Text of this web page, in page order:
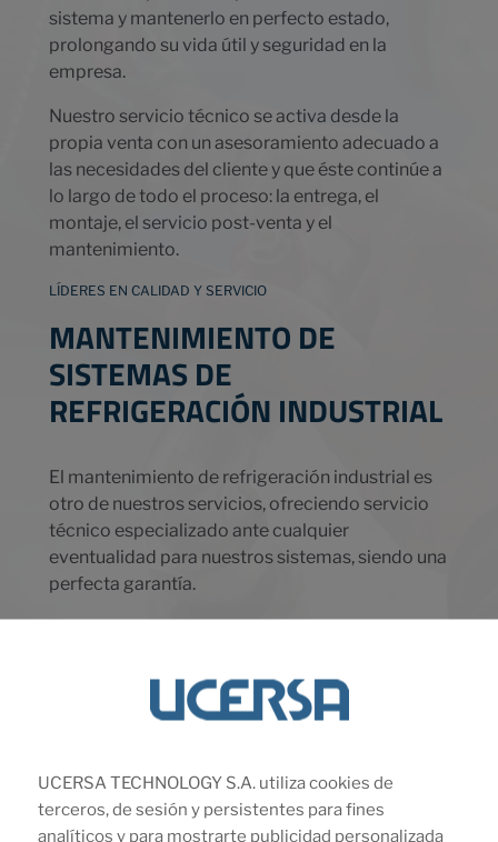
sistema y mantenerlo en perfecto estado,
prolongando su vida útil y seguridad en la
empresa.
Nuestro servicio técnico se activa desde la
propia venta con un asesoramiento adecuado a
las necesidades del cliente y que éste continúe a
lo largo de todo el proceso: la entrega, el
montaje, el servicio post-venta y el
mantenimiento.
LÍDERES EN CALIDAD Y SERVICIO
MANTENIMIENTO DE
SISTEMAS DE
REFRIGERACIÓN INDUSTRIAL
El mantenimiento de refrigeración industrial es
otro de nuestros servicios, ofreciendo servicio
técnico especializado ante cualquier
eventualidad para nuestros sistemas, siendo una
perfecta garantía.
experiencia para el asesoramiento y la
resolución de problemas, lo que nos permite
UCERSA TECHNOLOGY S.A. utiliza cookies de
terceros, de sesión y persistentes para fines
analíticos y para mostrarte publicidad personalizada